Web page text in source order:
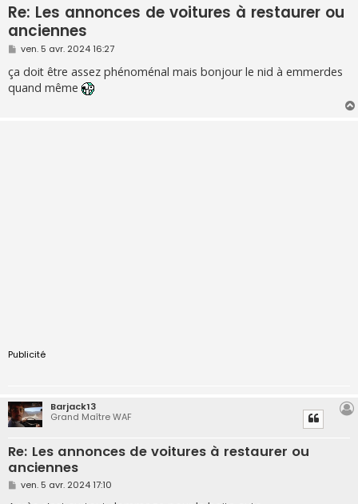
Re: Les annonces de voitures à restaurer ou
anciennes
M
s
s
a
ven. 5 avr. 2024 16:27
ça doit être assez phénoménal mais bonjour le nid à emmerdes
quand même
Publicité
Barjack13
Grand Maître WAF
Re: Les annonces de voitures à restaurer ou
anciennes
M
ven. 5 avr. 2024 17:10